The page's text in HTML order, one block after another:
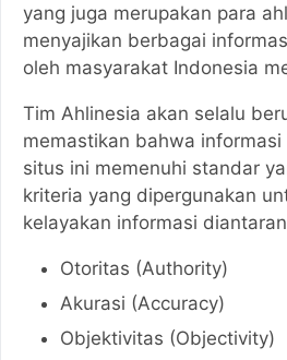
yang juga merupakan para
menyajikan berbagai
oleh masyarakat Indonesia
Tim Ahlinesia akan selalu
memastikan bahwa
situs ini memenuhi standar
kriteria yang dipergunakan
kelayakan informasi
Otoritas (Authority)
Akurasi (Accuracy)
Objektivitas (Objectivity)